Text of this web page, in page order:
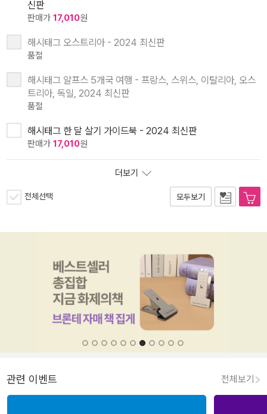
신판
판매가 17,010원
해시태그 오스트리아 - 2024 최신판
품절
해시태그 알프스 5개국 여행 - 프랑스, 스위스, 이탈리아, 오스
트리아, 독일, 2024 최신판
품절
해시태그 한 달 살기 가이드북 - 2024 최신판
판매가 17,010원
더보기
전체선택 모두보기
관련 이벤트 전체보기